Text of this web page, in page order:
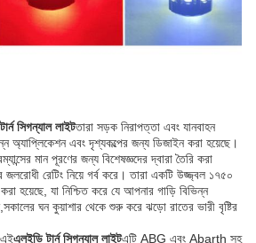
সিগন্যাল লাইটতারা সড়ক নিরাপত্তা এবং যানবাহন
অ্যাপ্লিকেশন এবং দৃশ্যকল্পের জন্য ডিজাইন করা হয়েছে।
মান পূরণের জন্য বিশেষজ্ঞদের দ্বারা তৈরি করা
রেটিং নিয়ে গর্ব করে। তারা একটি উজ্জ্বল ১৭৫০
হয়েছে, যা নিশ্চিত করে যে আপনার গাড়ি বিভিন্ন
ঘন কুয়াশার থেকে শুরু করে ঝড়ো রাতের ভারী বৃষ্টির
এইএলইডি টার্ন সিগন্যাল লাইটএটি ABG এবং Abarth সহ